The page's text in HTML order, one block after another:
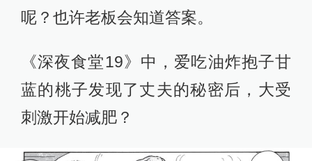
呢？也许老板会知道答案。
《深夜食堂19》中，爱吃油炸抱子甘
蓝的桃子发现了丈夫的秘密后，大受
刺激开始减肥？